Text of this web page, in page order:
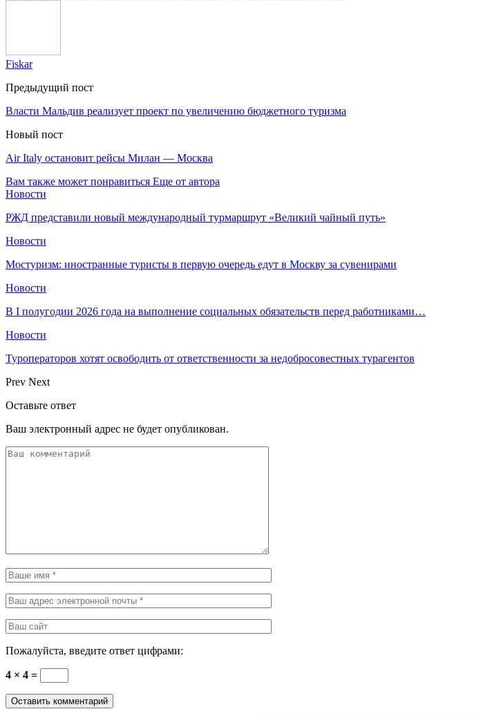
Fiskar
Предыдущий пост
Власти Мальдив реализует проект по увеличению бюджетного туризма
Новый пост
Air Italy остановит рейсы Милан — Москва
Вам также может понравиться Еще от автора
Новости
РЖД представили новый международный турмаршрут «Великий чайный путь»
Новости
Мостуризм: иностранные туристы в первую очередь едут в Москву за сувенирами
Новости
В I полугодии 2026 года на выполнение социальных обязательств перед работниками…
Новости
Туроператоров хотят освободить от ответственности за недобросовестных турагентов
Prev Next
Оставьте ответ
Ваш электронный адрес не будет опубликован.
Пожалуйста, введите ответ цифрами:
4 × 4 =